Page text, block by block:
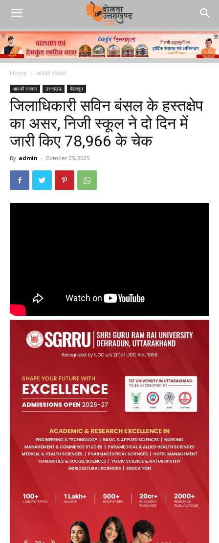
Home आपकी सरकार
आपकी सरकार उत्तराखंड देहरादून
जिलाधिकारी सविन बंसल के हस्तक्षेप
का असर, निजी स्कूल ने दो दिन में
जारी किए ₹78,966 के चेक
By admin - October 25, 2025